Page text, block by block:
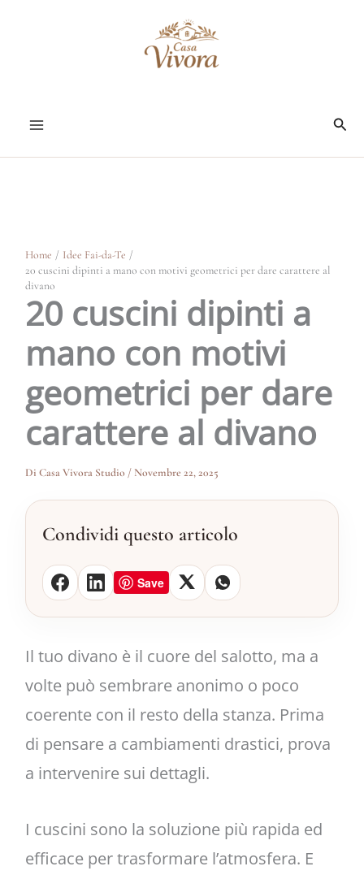
Home
Idee Fai-da-Te
20 cuscini dipinti a mano con motivi geometrici per dare carattere al
divano
20 cuscini dipinti a
mano con motivi
geometrici per dare
carattere al divano
Di Casa Vivora Studio/Novembre 22, 2025
Condividi questo articolo
Save
Il tuo divano è il cuore del salotto, ma a
volte può sembrare anonimo o poco
coerente con il resto della stanza. Prima
di pensare a cambiamenti drastici, prova
a intervenire sui dettagli.
I cuscini sono la soluzione più rapida ed
efficace per trasformare l’atmosfera. E